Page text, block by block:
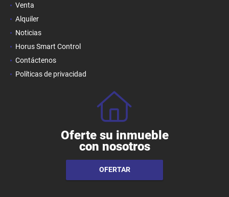
Venta
Alquiler
Noticias
Horus Smart Control
Contáctenos
Políticas de privacidad
Oferte su inmueble
con nosotros
OFERTAR